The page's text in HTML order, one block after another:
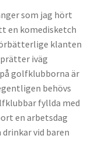
som jag hört
en komedisketch
klanten
iväg
golfklubborna är
behövs
fyllda med
en arbetsdag
vid baren